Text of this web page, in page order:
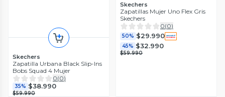
Skechers
Zapatilla Urbana Black Slip-Ins
Bobs Squad 4 Mujer
0(0)
35% $38.990
$59.990
Skechers
Zapatillas Mujer Uno Flex Gris
Skechers
0(0)
50% $29.990
45% $32.990
$59.990